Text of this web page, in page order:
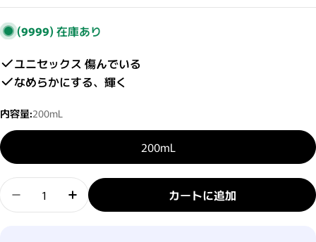
(9999)在庫あり
ユニセックス 傷んでいる
なめらかにする、輝く
内容量:200mL
200mL
数量
スムーズ インフュージョン コンディショナーの数
スムーズ インフュージョン コンディショ
カートに追加